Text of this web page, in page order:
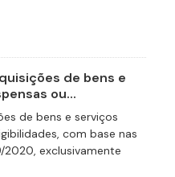
de bens e
ou...
de bens e serviços
com base nas
2020, exclusivamente